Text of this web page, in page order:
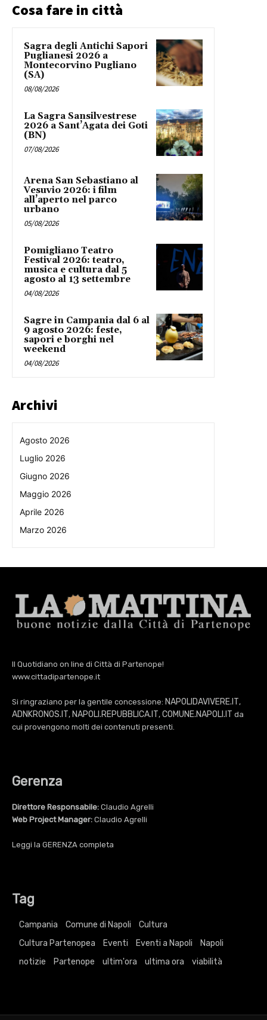
Cosa fare in città
Sagra degli Antichi Sapori
Puglianesi 2026 a
Montecorvino Pugliano
(SA)
08/08/2026
La Sagra Sansilvestrese
2026 a Sant’Agata dei Goti
(BN)
07/08/2026
Arena San Sebastiano al
Vesuvio 2026: i film
all’aperto nel parco
urbano
05/08/2026
Pomigliano Teatro
Festival 2026: teatro,
musica e cultura dal 5
agosto al 13 settembre
04/08/2026
Sagre in Campania dal 6 al
9 agosto 2026: feste,
sapori e borghi nel
weekend
04/08/2026
Archivi
Agosto 2026
Luglio 2026
Giugno 2026
Maggio 2026
Aprile 2026
Marzo 2026
Il Quotidiano on line di Città di Partenope!
www.cittadipartenope.it
Si ringraziano per la gentile concessione: NAPOLIDAVIVERE.IT,
ADNKRONOS.IT, NAPOLI.REPUBBLICA.IT, COMUNE.NAPOLI.IT da
cui provengono molti dei contenuti presenti.
Gerenza
Direttore Responsabile: Claudio Agrelli
Web Project Manager: Claudio Agrelli
Leggi la GERENZA completa
Tag
Campania Comune di Napoli
Cultura
Cultura Partenopea
Eventi Eventi a Napoli
Napoli
notizie
Partenope ultim'ora ultima ora viabilità